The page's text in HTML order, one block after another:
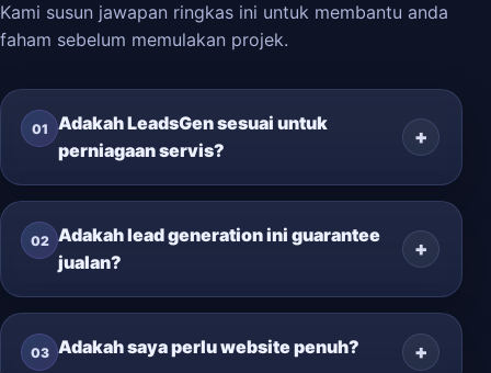
Kami susun jawapan ringkas ini untuk membantu anda
faham sebelum memulakan projek.
01
Adakah LeadsGen sesuai untuk
perniagaan servis?
02 Adakah lead generation ini guarantee
jualan?
03 Adakah saya perlu website penuh?